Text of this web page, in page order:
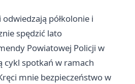
półkolonie i
spędzić lato
Powiatowej Policji w
cykl spotkań w ramach
mnie bezpieczeństwo w